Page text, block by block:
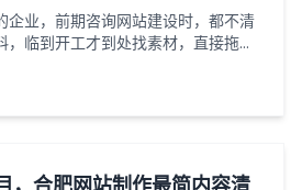
企业，前期咨询网站建设时，都不清
临到开工才到处找素材，直接拖慢
易反复修改耽误上线进度。营销型
，核心目的是引流获客，前期资料
正反面，要是公司...